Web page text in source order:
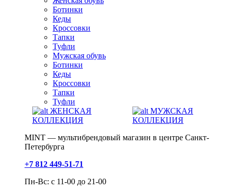
Ботинки
Кеды
Кроссовки
Тапки
Туфли
Мужская обувь
Ботинки
Кеды
Кроссовки
Тапки
Туфли
ЖЕНСКАЯ
КОЛЛЕКЦИЯ
МУЖСКАЯ
КОЛЛЕКЦИЯ
MINT — мультибрендовый магазин в центре Санкт-
Петербурга
+7 812 449-51-71
Пн-Вс: с 11-00 до 21-00